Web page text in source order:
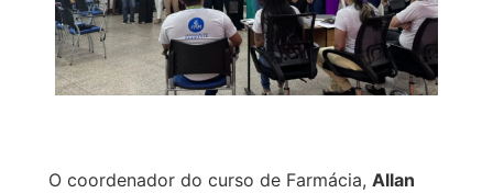
O coordenador do curso de Farmácia,Allan